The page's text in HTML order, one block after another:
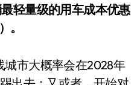
轻量级的用车成本优惠
。
城市大概率会在2028年